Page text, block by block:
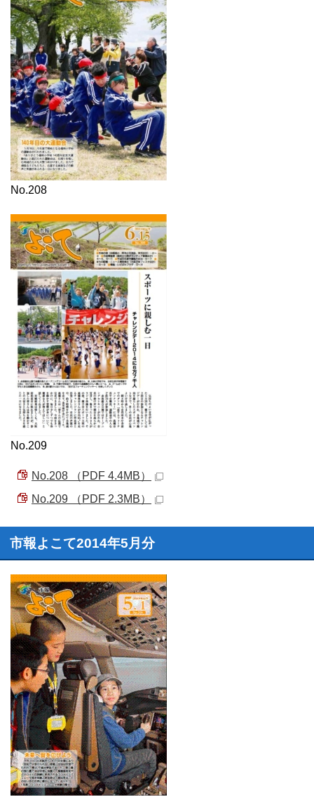
No.208
No.209
No.208 （PDF 4.4MB）
No.209 （PDF 2.3MB）
市報よこて2014年5月分